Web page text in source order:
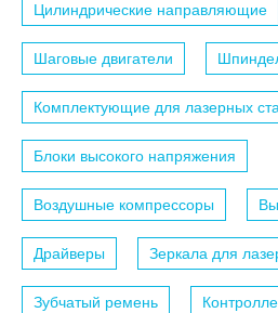
Цилиндрические направляющие
Шаговые двигатели
Комплектующие для лазерных
Блоки высокого напряжения
Воздушные компрессоры
Драйверы Зеркала для
Зубчатый ремень